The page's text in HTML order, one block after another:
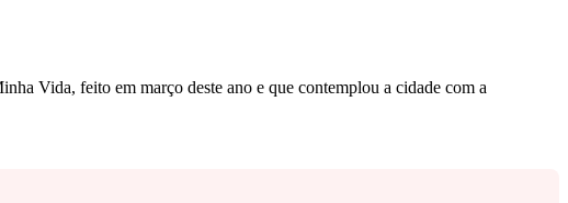
Vida, feito em março deste ano e que contemplou a cidade com a